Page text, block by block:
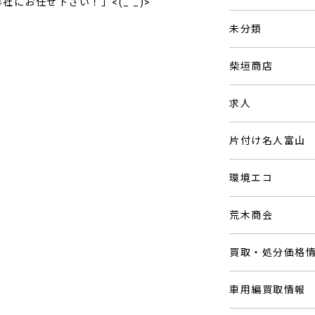
未分類
柴垣商店
求人
片付け名人富山
環境エコ
荒木商会
買取・処分価格
車用編買取情報